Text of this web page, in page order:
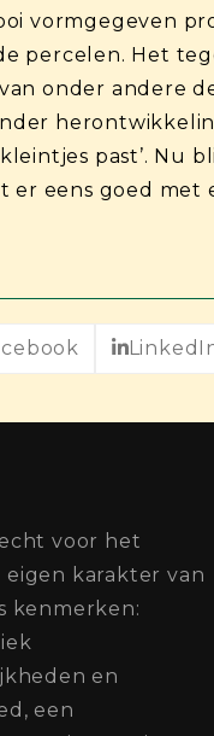
vormgegeven
percelen. Het
onder andere
past’.
er eens goed met
voor het
karakter van
kenmerken:
en
een